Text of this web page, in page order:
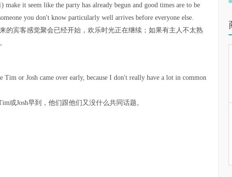
make it seem like the party has already begun and good times are to be
you don't know particularly well arrives before everyone else.
的宾客感觉聚会已经开始，欢乐时光正在继续；如果有主人不太熟
Tim or Josh came over early, because I don't really have a lot in common
或Josh早到，他们跟他们又没什么共同话题。